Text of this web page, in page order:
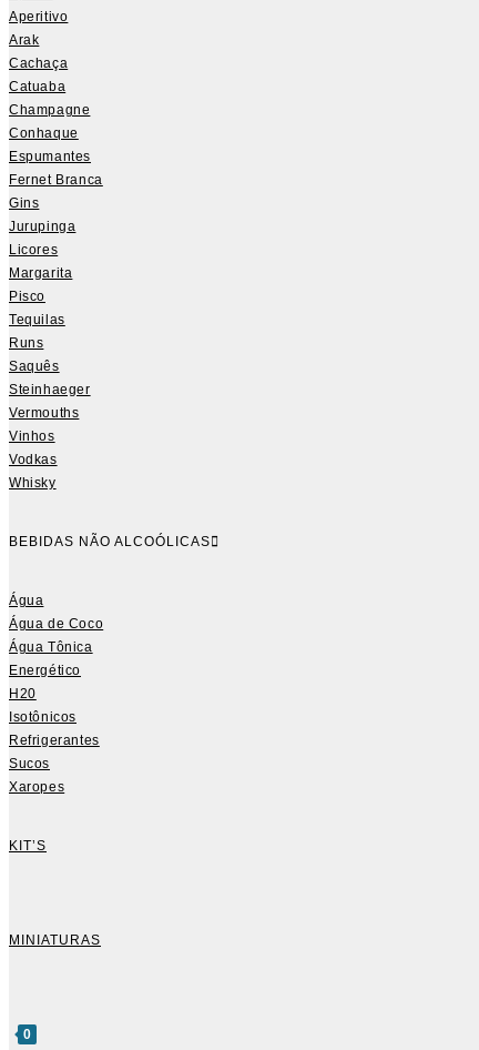
Aperitivo
Arak
Cachaça
Catuaba
Champagne
Conhaque
Espumantes
Fernet Branca
Gins
Jurupinga
Licores
Margarita
Pisco
Tequilas
Runs
Saquês
Steinhaeger
Vermouths
Vinhos
Vodkas
Whisky
BEBIDAS NÃO ALCOÓLICAS
Água
Água de Coco
Água Tônica
Energético
H20
Isotônicos
Refrigerantes
Sucos
Xaropes
KIT’S
MINIATURAS
0